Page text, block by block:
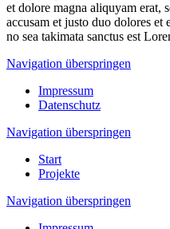
et dolore magna aliquyam erat,
accusam et justo duo dolores et
no sea takimata sanctus est
Navigation überspringen
Impressum
Datenschutz
Navigation überspringen
Start
Projekte
Navigation überspringen